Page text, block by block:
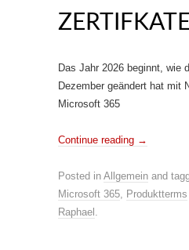
Das Jahr 2026 beginnt, wie
Dezember geändert hat mit
Microsoft 365
Continue reading →
Posted in Allgemein and
Microsoft 365, Produktterms
Raphael .